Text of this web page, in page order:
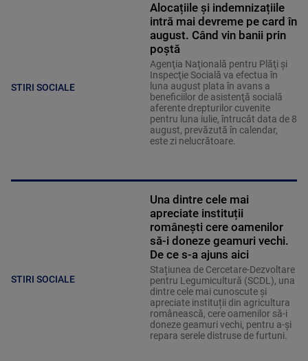
STIRI SOCIALE
Alocațiile și indemnizațiile
intră mai devreme pe card în
august. Când vin banii prin
poștă
Agenţia Naţională pentru Plăţi şi
Inspecţie Socială va efectua în
luna august plata în avans a
beneficiilor de asistenţă socială
aferente drepturilor cuvenite
pentru luna iulie, întrucât data de 8
august, prevăzută în calendar,
este zi nelucrătoare.
STIRI SOCIALE
Una dintre cele mai
apreciate instituții
românești cere oamenilor
să-i doneze geamuri vechi.
De ce s-a ajuns aici
Stațiunea de Cercetare-Dezvoltare
pentru Legumicultură (SCDL), una
dintre cele mai cunoscute și
apreciate instituții din agricultura
românească, cere oamenilor să-i
doneze geamuri vechi, pentru a-și
repara serele distruse de furtuni.